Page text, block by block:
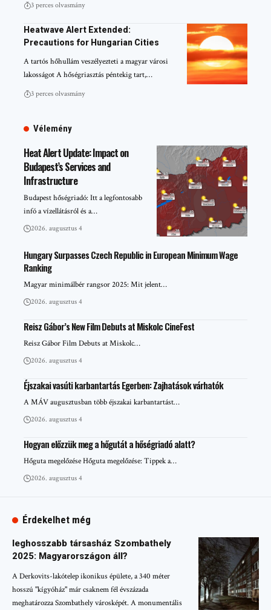
3 perces olvasmány
Heatwave Alert Extended:
Precautions for Hungarian Cities
A tartós hőhullám veszélyezteti a magyar városi
lakosságot A hőségriasztás péntekig tart,…
3 perces olvasmány
Vélemény
Heat Alert Update: Impact on
Budapest’s Services and
Infrastructure
Budapest hőségriadó: Itt a legfontosabb
infó a vízellátásról és a…
2026. augusztus 4
Hungary Surpasses Czech Republic in European Minimum Wage
Ranking
Magyar minimálbér rangsor 2025: Mit jelent…
2026. augusztus 4
Reisz Gábor’s New Film Debuts at Miskolc CineFest
Reisz Gábor Film Debuts at Miskolc…
2026. augusztus 4
Éjszakai vasúti karbantartás Egerben: Zajhatások várhatók
A MÁV augusztusban több éjszakai karbantartást…
2026. augusztus 4
Hogyan előzzük meg a hőgutát a hőségriadó alatt?
Hőguta megelőzése Hőguta megelőzése: Tippek a…
2026. augusztus 4
Érdekelhet még
leghosszabb társasház Szombathely
2025: Magyarországon áll?
A Derkovits-lakótelep ikonikus épülete, a 340 méter
hosszú "kígyóház" már csaknem fél évszázada
meghatározza Szombathely városképét. A monumentális